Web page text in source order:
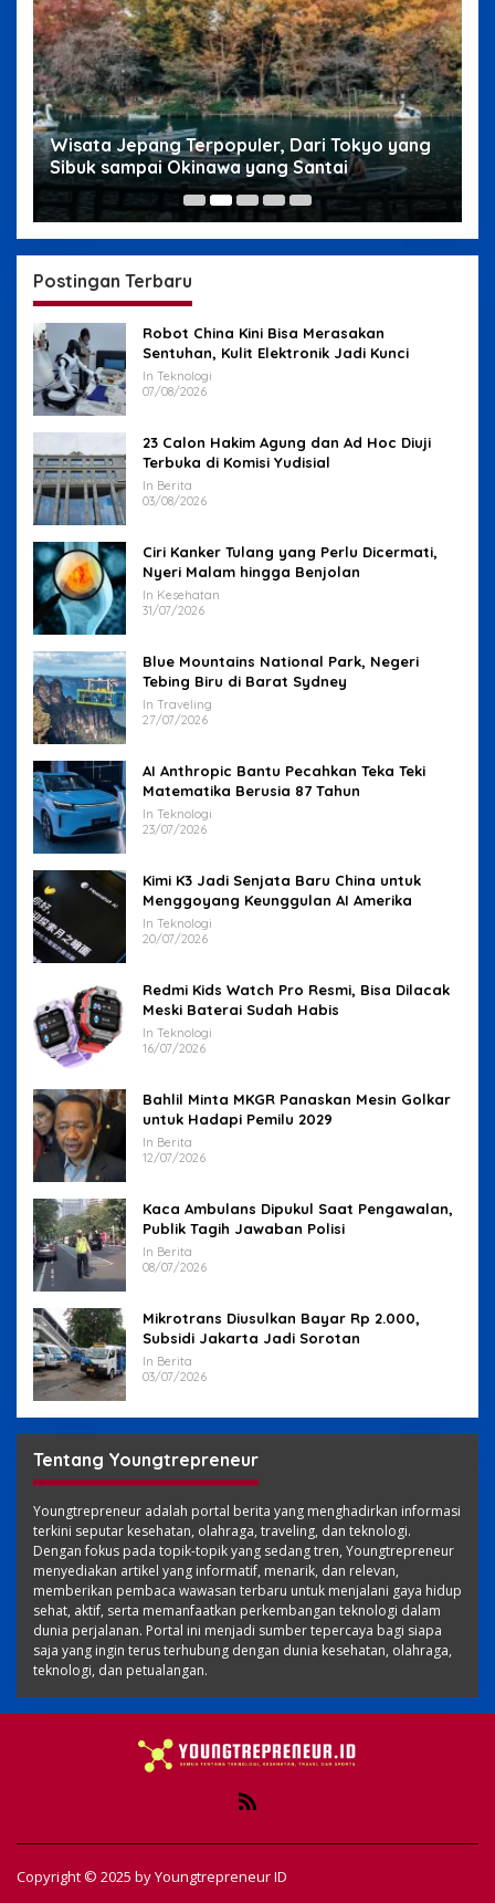
Wisata Jepang Terpopuler, Dari Tokyo yang
Sibuk sampai Okinawa yang Santai
Postingan Terbaru
Robot China Kini Bisa Merasakan
Sentuhan, Kulit Elektronik Jadi Kunci
In Teknologi
07/08/2026
23 Calon Hakim Agung dan Ad Hoc Diuji
Terbuka di Komisi Yudisial
In Berita
03/08/2026
Ciri Kanker Tulang yang Perlu Dicermati,
Nyeri Malam hingga Benjolan
In Kesehatan
31/07/2026
Blue Mountains National Park, Negeri
Tebing Biru di Barat Sydney
In Traveling
27/07/2026
AI Anthropic Bantu Pecahkan Teka Teki
Matematika Berusia 87 Tahun
In Teknologi
23/07/2026
Kimi K3 Jadi Senjata Baru China untuk
Menggoyang Keunggulan AI Amerika
In Teknologi
20/07/2026
Redmi Kids Watch Pro Resmi, Bisa Dilacak
Meski Baterai Sudah Habis
In Teknologi
16/07/2026
Bahlil Minta MKGR Panaskan Mesin Golkar
untuk Hadapi Pemilu 2029
In Berita
12/07/2026
Kaca Ambulans Dipukul Saat Pengawalan,
Publik Tagih Jawaban Polisi
In Berita
08/07/2026
Mikrotrans Diusulkan Bayar Rp 2.000,
Subsidi Jakarta Jadi Sorotan
In Berita
03/07/2026
Tentang Youngtrepreneur
Youngtrepreneur adalah portal berita yang menghadirkan informasi
terkini seputar kesehatan, olahraga, traveling, dan teknologi.
Dengan fokus pada topik-topik yang sedang tren, Youngtrepreneur
menyediakan artikel yang informatif, menarik, dan relevan,
memberikan pembaca wawasan terbaru untuk menjalani gaya hidup
sehat, aktif, serta memanfaatkan perkembangan teknologi dalam
dunia perjalanan. Portal ini menjadi sumber tepercaya bagi siapa
saja yang ingin terus terhubung dengan dunia kesehatan, olahraga,
teknologi, dan petualangan.
Copyright © 2025 byYoungtrepreneur ID